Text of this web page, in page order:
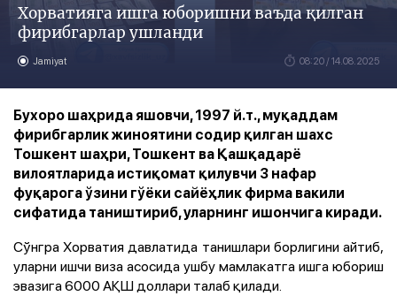
Хорватияга ишга юборишни ваъда қилган
фирибгарлар ушланди
Jamiyat 08:20 / 14.08.2025
Бухоро шаҳрида яшовчи, 1997 й.т., муқаддам
фирибгарлик жиноятини содир қилган шахс
Тошкент шаҳри, Тошкент ва Қашқадарё
вилоятларида истиқомат қилувчи 3 нафар
фуқарога ўзини гўёки сайёҳлик фирма вакили
сифатида таништириб, уларнинг ишончига киради.
Сўнгра Хорватия давлатида танишлари борлигини айтиб,
уларни ишчи виза асосида ушбу мамлакатга ишга юбориш
эвазига 6000 АҚШ доллари талаб қилади.